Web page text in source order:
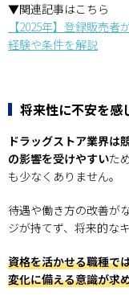
▼関連記事はこちら
【2025年】登録販売
経験や条件を解説
将来性に不安を感
ドラッグストア業界は
の影響を受けやすいた
も少なくありません。
待遇や働き方の改善が
ジが持てず、将来的な
資格を活かせる職種で
変化に備える意識が求